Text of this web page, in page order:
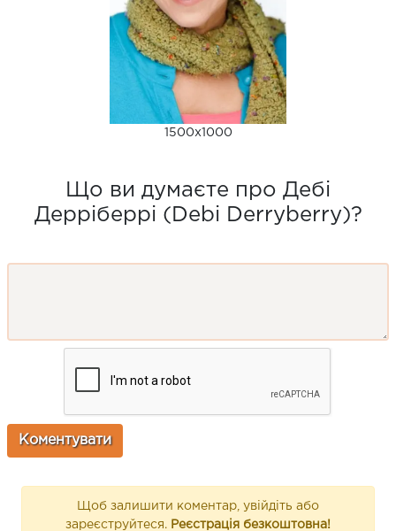
1500x1000
Що ви думаєте про Дебі
Дерріберрі (Debi Derryberry)?
Щоб залишити коментар, увійдіть або
зареєструйтеся. Реєстрація безкоштовна!